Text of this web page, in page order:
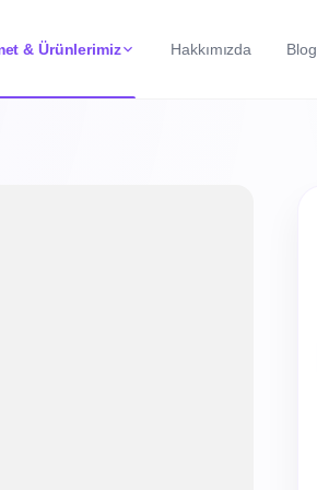
& Ürünlerimiz Hakkımızda Blog